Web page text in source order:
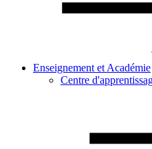
Enseignement et Académie
Centre